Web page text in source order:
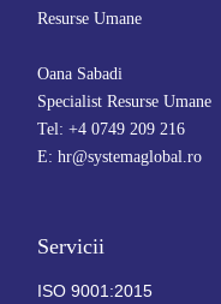
Resurse Umane
Oana Sabadi
Specialist Resurse Umane
Tel: +4 0749 209 216
E: hr@systemaglobal.ro
Servicii
ISO 9001:2015